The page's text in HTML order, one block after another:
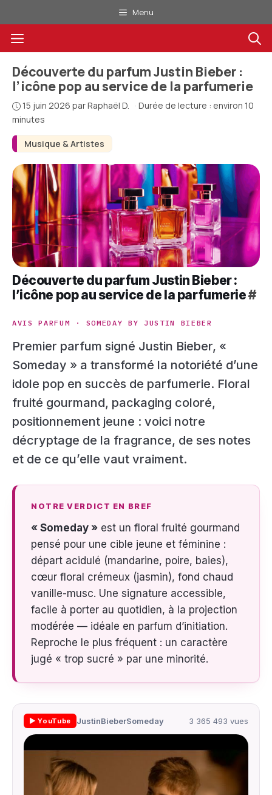
au
contenu
Menu
Menu
Musique & Artistes
Découverte du parfum Justin Bieber :
l’icône pop au service de la parfumerie
15 juin 2026 parRaphaël D. · Durée de lecture : environ 10
minutes
Découverte du parfum Justin Bieber :
l’icône pop au service de la parfumerie#
AVIS PARFUM · SOMEDAY BY JUSTIN BIEBER
Premier parfum signé Justin Bieber, «
Someday » a transformé la notoriété d’une
idole pop en succès de parfumerie. Floral
fruité gourmand, packaging coloré,
positionnement jeune : voici notre
décryptage de la fragrance, de ses notes
et de ce qu’elle vaut vraiment.
NOTRE VERDICT EN BREF
« Someday » est un floral fruité gourmand
pensé pour une cible jeune et féminine :
départ acidulé (mandarine, poire, baies),
cœur floral crémeux (jasmin), fond chaud
vanille-musc. Une signature accessible,
facile à porter au quotidien, à la projection
modérée — idéale en parfum d’initiation.
Reproche le plus fréquent : un caractère
jugé « trop sucré » par une minorité.
▶ YouTube JustinBieberSomeday 3 365 493 vues